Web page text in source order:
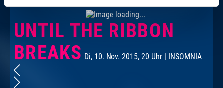
Foto:Dominik Plüss
UNTIL THE RIBBON
BREAKS Di, 10. Nov. 2015, 20 Uhr | INSOMNIA